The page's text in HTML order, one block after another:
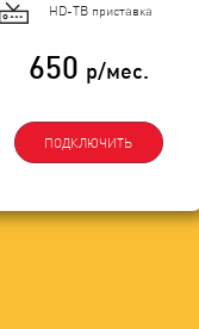
HD-ТВ приставка
650 р/мес.
ПОДКЛЮЧИТЬ